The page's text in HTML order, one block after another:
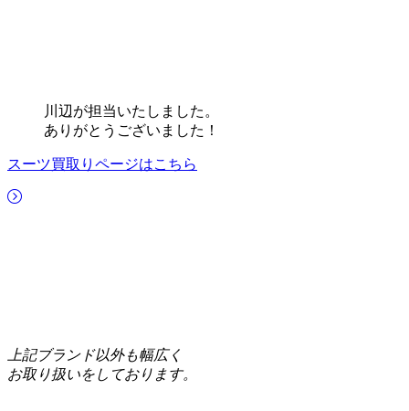
川辺が担当いたしました。
ありがとうございました！
スーツ買取りページはこちら
上記ブランド以外も幅広く
お取り扱いをしております。